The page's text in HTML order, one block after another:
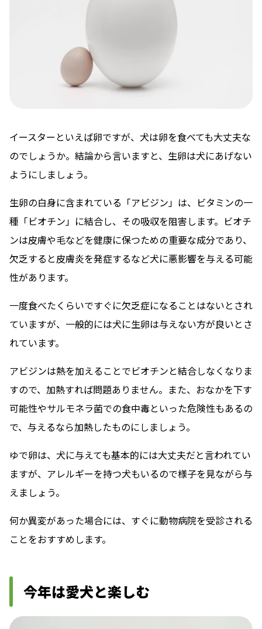
イースターといえば卵ですが、犬は卵を食べても大丈夫な
のでしょうか。結論から言いますと、生卵は犬にあげない
ようにしましょう。
生卵の白身に含まれている「アビジン」は、ビタミンの一
種「ビオチン」に結合し、その吸収を阻害します。ビオチ
ンは皮膚や毛などを健康に保つための重要な成分であり、
欠乏すると皮膚炎を発症するなど犬に悪影響を与える可能
性があります。
一度食べたくらいですぐに欠乏症になることはないとされ
ていますが、一般的には犬に生卵は与えない方が良いとさ
れています。
アビジンは熱を加えることでビオチンと結合しなくなりま
すので、加熱すれば問題ありません。また、おなかを下す
可能性やサルモネラ菌での食中毒といった危険性もあるの
で、与えるなら加熱したものにしましょう。
ゆで卵は、犬に与えても基本的には大丈夫だと言われてい
ますが、アレルギーを持つ犬もいるので様子を見ながら与
えましょう。
何か異変があった場合には、すぐに動物病院を受診される
ことをおすすめします。
今年は愛犬と楽しむ